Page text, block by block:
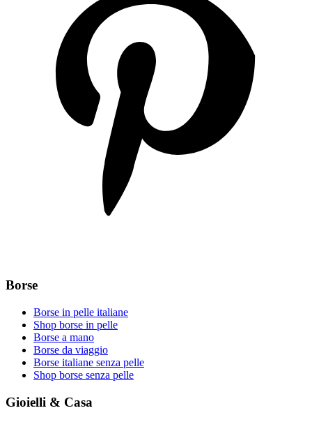
Borse
Borse in pelle italiane
Shop borse in pelle
Borse a mano
Borse da viaggio
Borse italiane senza pelle
Shop borse senza pelle
Gioielli & Casa